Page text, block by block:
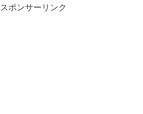
スポンサーリンク